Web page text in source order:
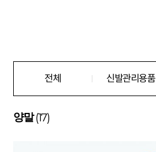
전체 신발관리용품
양말 (17)